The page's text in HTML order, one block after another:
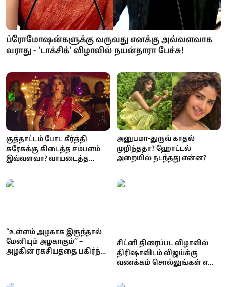
ப்ரோமோஷன்களுக்கு வருவது எனக்கு அவ்வளவாக
வராது - 'டாக்சிக்' விழாவில் நயன்தாரா பேச்சு!
குத்தாட்டம் போட கீர்த்தி
சுரேசுக்கு கிடைத்த சம்பளம்
இவ்வளவா? வாயடைத்த
அனுபமா-துருவ் காதல்
முறிந்ததா? ஹோட்டல்
அறையில் நடந்தது என்ன?
“உள்ளம் அழகாக இருந்தால்
மேனியும் அழகாகும்” –
அழகின் ரகசியத்தை பகிர்ந்த
சிட்னி திரைப்பட விழாவில்
திரிஷாவிடம் விஜய்க்கு
வணக்கம் சொல்லுங்கள் என
காணொளி